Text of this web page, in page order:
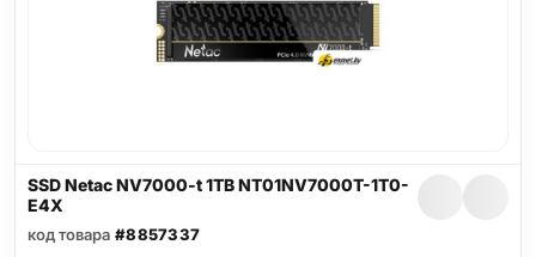
SSD Netac NV7000-t 1TB NT01NV7000T-1T0-
E4X
код товара #8857337